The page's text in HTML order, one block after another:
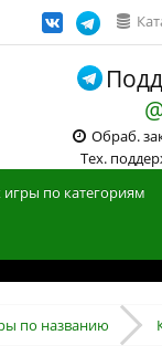
Обраб.
Тех.
игры по категориям
по названию